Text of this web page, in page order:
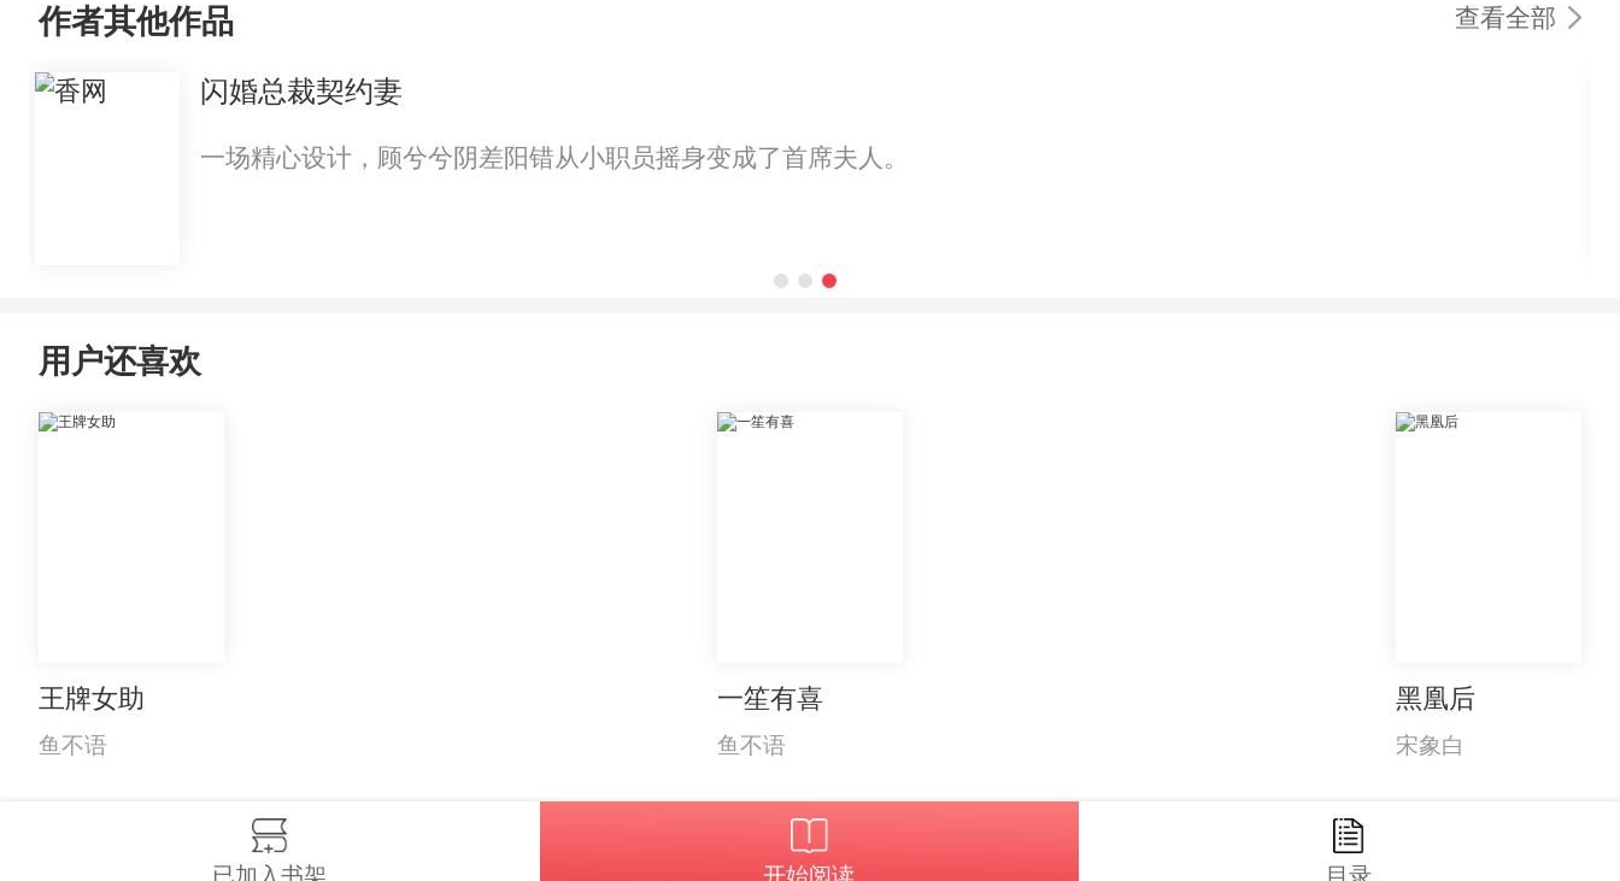
作者其他作品 查看全部
闪婚总裁契约妻
一场精心设计，顾兮兮阴差阳错从小职员摇身变成了首席夫人。
用户还喜欢
王牌女助
鱼不语
一笙有喜
鱼不语
黑凰后
宋象白